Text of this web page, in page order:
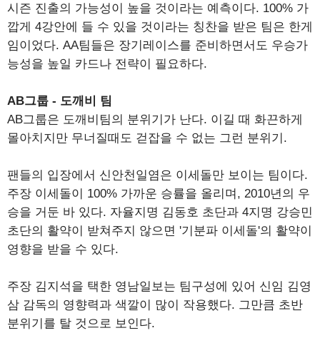
시즌 진출의 가능성이 높을 것이라는 예측이다. 100% 가
깝게 4강안에 들 수 있을 것이라는 칭찬을 받은 팀은 한게
임이었다. AA팀들은 장기레이스를 준비하면서도 우승가
능성을 높일 카드나 전략이 필요하다.
AB그룹 - 도깨비 팀
AB그룹은 도깨비팀의 분위기가 난다. 이길 때 화끈하게
몰아치지만 무너질때도 걷잡을 수 없는 그런 분위기.
팬들의 입장에서 신안천일염은 이세돌만 보이는 팀이다.
주장 이세돌이 100% 가까운 승률을 올리며, 2010년의 우
승을 거둔 바 있다. 자율지명 김동호 초단과 4지명 강승민
초단의 활약이 받쳐주지 않으면 '기분파 이세돌'의 활약이
영향을 받을 수 있다.
주장 김지석을 택한 영남일보는 팀구성에 있어 신임 김영
삼 감독의 영향력과 색깔이 많이 작용했다. 그만큼 초반
분위기를 탈 것으로 보인다.